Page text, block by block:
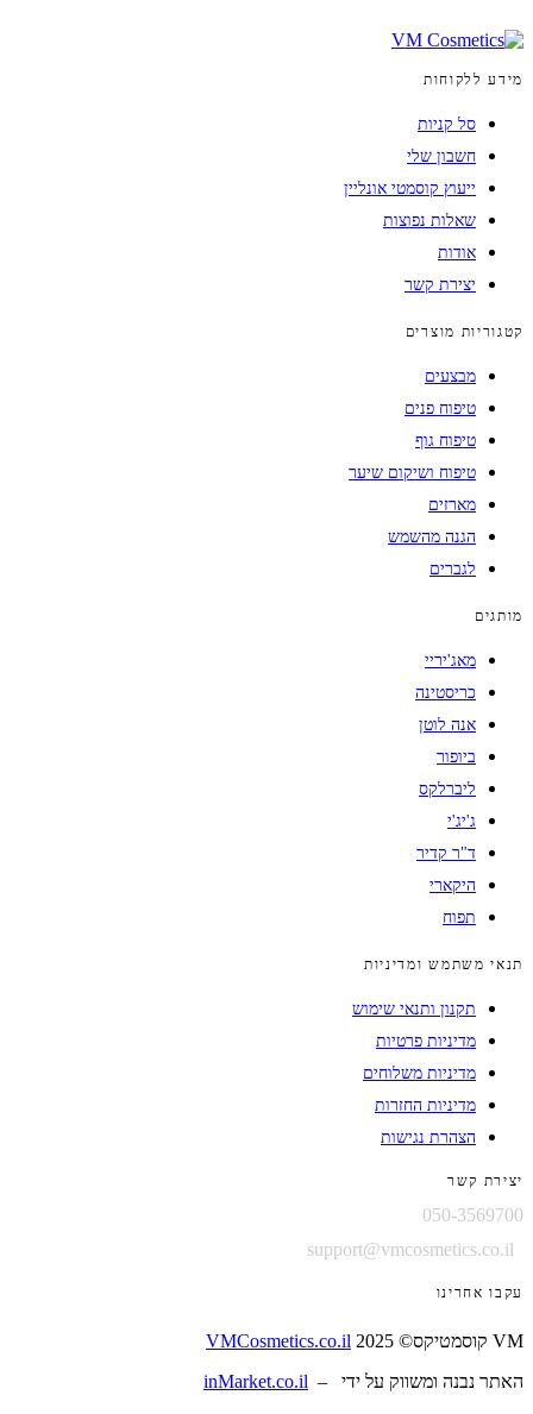
מידע ללקוחות
סל קניות
חשבון שלי
ייעוץ קוסמטי אונליין
שאלות נפוצות
אודות
יצירת קשר
קטגוריות מוצרים
מבצעים
טיפוח פנים
טיפוח גוף
טיפוח ושיקום שיער
מארזים
הגנה מהשמש
לגברים
מותגים
מאג'יריי
כריסטינה
אנה לוטן
ביופור
ליברלקס
ג'יג'י
ד"ר קדיר
היקארי
תפוח
תנאי משתמש ומדיניות
תקנון ותנאי שימוש
מדיניות פרטיות
מדיניות משלוחים
מדיניות החזרות
הצהרת נגישות
יצירת קשר
050-3569700
support@vmcosmetics.co.il
עקבו אחרינו
VM קוסמטיקס© 2025
VMCosmetics.co.il
האתר נבנה ומשווק על ידי – inMarket.co.il